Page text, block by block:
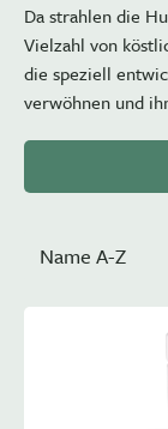
Da strahlen die
Vielzahl von
die speziell
verwöhnen und